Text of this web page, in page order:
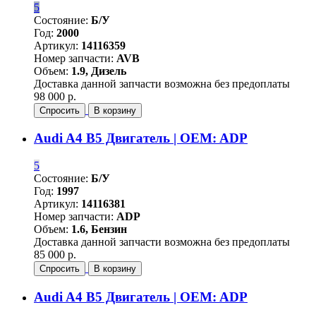
5
Состояние: Б/У
Год: 2000
Артикул: 14116359
Номер запчасти: AVB
Объем: 1.9, Дизель
Доставка данной запчасти возможна без предоплаты
98 000 р.
Спросить В корзину
Audi A4 B5 Двигатель | OEM: ADP
5
Состояние: Б/У
Год: 1997
Артикул: 14116381
Номер запчасти: ADP
Объем: 1.6, Бензин
Доставка данной запчасти возможна без предоплаты
85 000 р.
Спросить В корзину
Audi A4 B5 Двигатель | OEM: ADP